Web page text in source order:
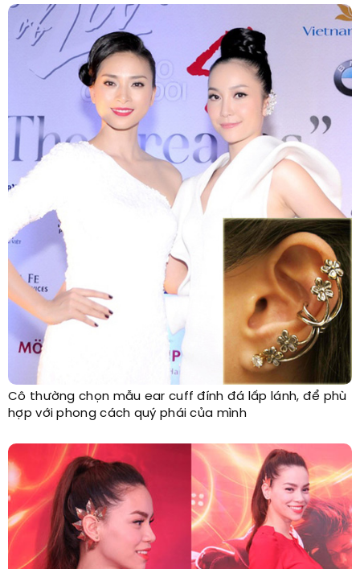
Cô thường chọn mẫu ear cuff đính đá lấp lánh, để phù
hợp với phong cách quý phái của mình